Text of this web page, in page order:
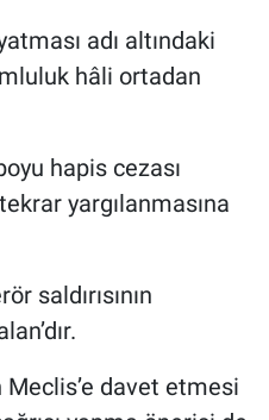
adı altındaki
hâli ortadan
hapis cezası
yargılanmasına
saldırısının
Meclis’e davet etmesi